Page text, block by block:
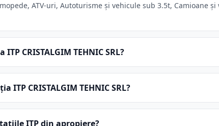
ATV-uri, Autoturisme și vehicule sub 3.5t, Camioane
CRISTALGIM TEHNIC SRL?
ITP CRISTALGIM TEHNIC SRL?
ITP din apropiere?